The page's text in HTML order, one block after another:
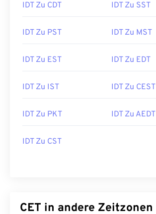
IDT Zu CDT IDT Zu SST
IDT Zu PST IDT Zu MST
IDT Zu EST IDT Zu EDT
IDT Zu IST IDT Zu CEST
IDT Zu PKT IDT Zu AEDT
IDT Zu CST
CET in andere Zeitzonen